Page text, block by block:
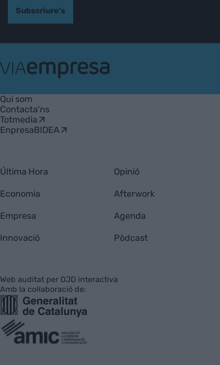
Subscriure's
Empresa
Qui som
Contacta'ns
Totmedia
EnpresaBIDEA
Última Hora
Economia
Empresa
Innovació
Opinió
Afterwork
Agenda
Pòdcast
Web auditat per OJD interactiva
Amb la col·laboració de: